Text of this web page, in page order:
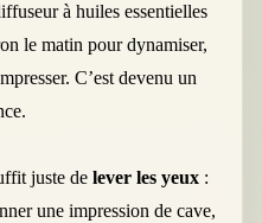
à huiles essentielles
le matin pour dynamiser,
C’est devenu un
juste delever les yeux :
une impression de cave,